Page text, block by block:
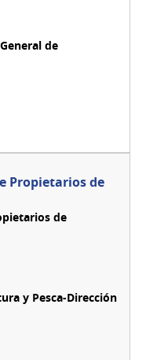
de
Propietarios de
de
y Pesca-Dirección